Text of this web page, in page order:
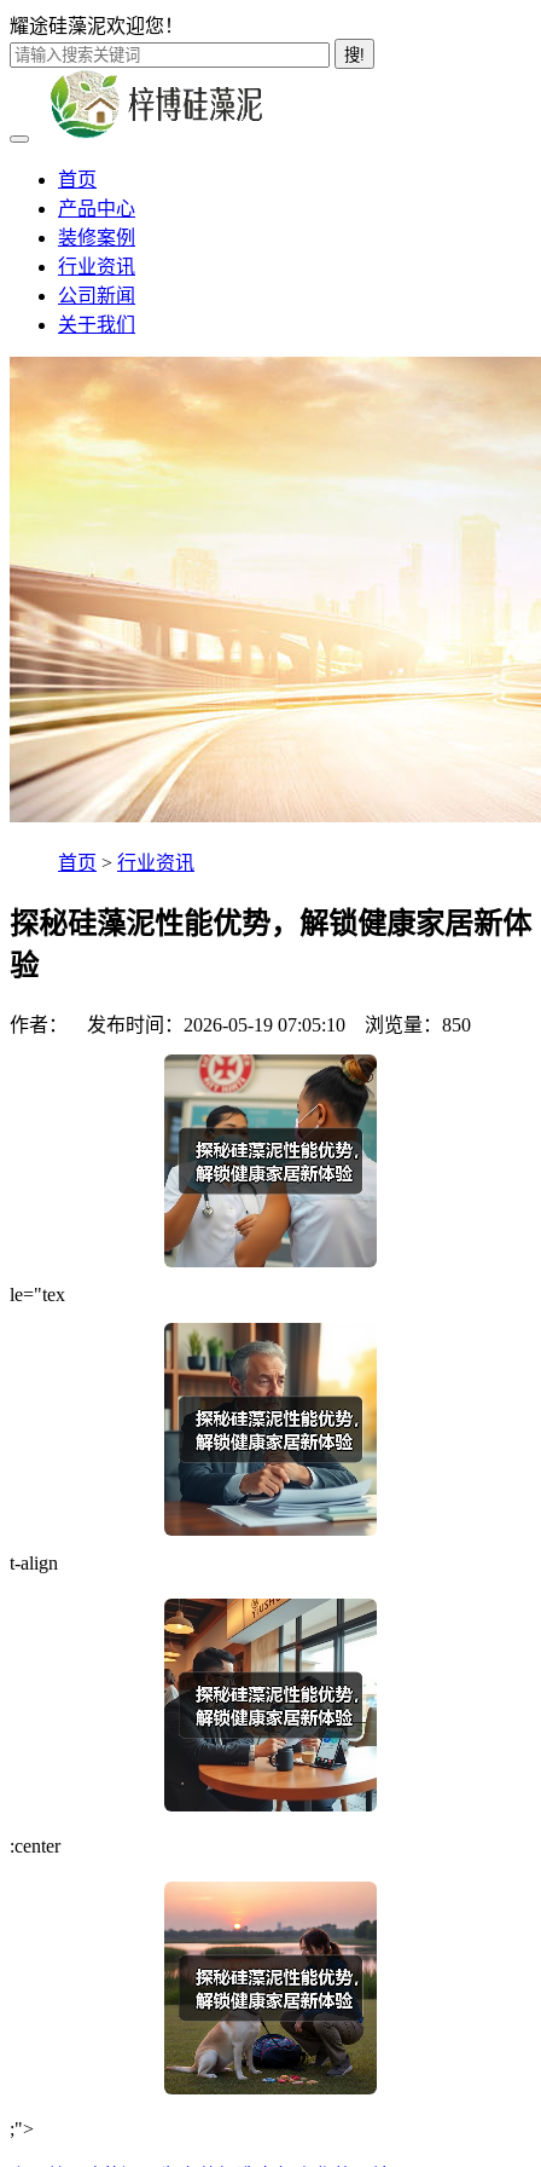
耀途硅藻泥欢迎您！
搜!
首页
产品中心
装修案例
行业资讯
公司新闻
关于我们
首页 > 行业资讯
探秘硅藻泥性能优势，解锁健康家居新体
验
作者： 发布时间：2026-05-19 07:05:10 浏览量： 850
le="tex
t-align
:center
;">